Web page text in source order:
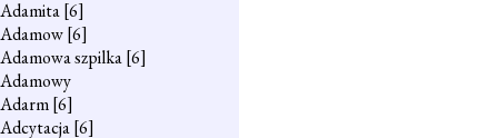
Adamita[6]
Adamow[6]
Adamowa szpilka[6]
Adamowy
Adarm[6]
Adcytacja[6]